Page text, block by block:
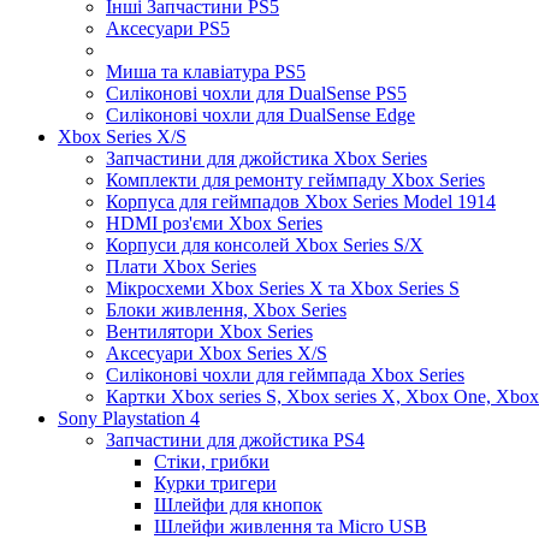
Інші Запчастини PS5
Аксесуари PS5
Миша та клавіатура PS5
Силіконові чохли для DualSense PS5
Силіконові чохли для DualSense Edge
Xbox Series X/S
Запчастини для джойстика Xbox Series
Комплекти для ремонту геймпаду Xbox Series
Корпуса для геймпадов Xbox Series Model 1914
HDMI роз'єми Xbox Series
Корпуси для консолей Xbox Series S/X
Плати Xbox Series
Мікросхеми Xbox Series X та Xbox Series S
Блоки живлення, Xbox Series
Вентилятори Xbox Series
Аксесуари Xbox Series X/S
Силіконові чохли для геймпада Xbox Series
Картки Xbox series S, Xbox series X, Xbox One,
Sony Playstation 4
Запчастини для джойстика PS4
Стіки, грибки
Курки тригери
Шлейфи для кнопок
Шлейфи живлення та Micro USB